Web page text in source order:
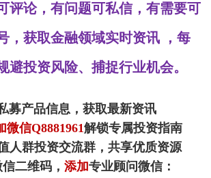
评论，有问题可私信，有需要可
，获取金融领域实时资讯 ，每
避投资风险、捕捉行业机会。
募产品信息，获取最新资讯
微信Q8881961解锁专属投资指南
人群投资交流群，共享优质资源
二维码， 添加专业顾问微信：